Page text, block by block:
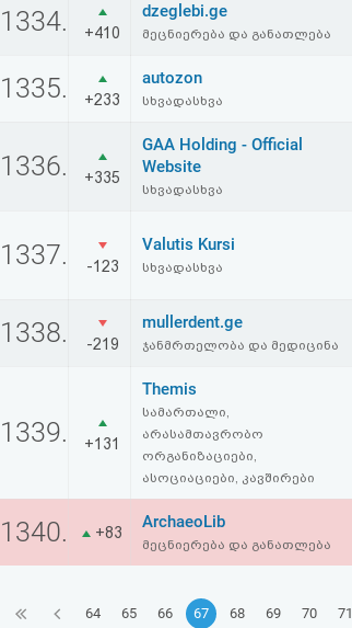
1334. +410
dzeglebi.ge
მეცნიერება და განათლება
1335. +233
autozon
სხვადასხვა
1336. +335
GAA Holding - Official
Website
სხვადასხვა
1337. -123
Valutis Kursi
სხვადასხვა
1338. -219
mullerdent.ge
ჯანმრთელობა და მედიცინა
1339. +131
Themis
სამართალი,
არასამთავრობო
ორგანიზაციები,
ასოციაციები, კავშირები
1340. +83
ArchaeoLib
მეცნიერება და განათლება
64 65 66 67 68 69 70 71